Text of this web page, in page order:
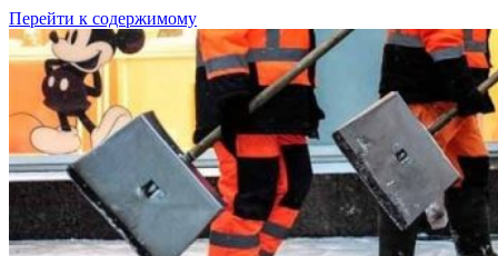
Перейти к содержимому